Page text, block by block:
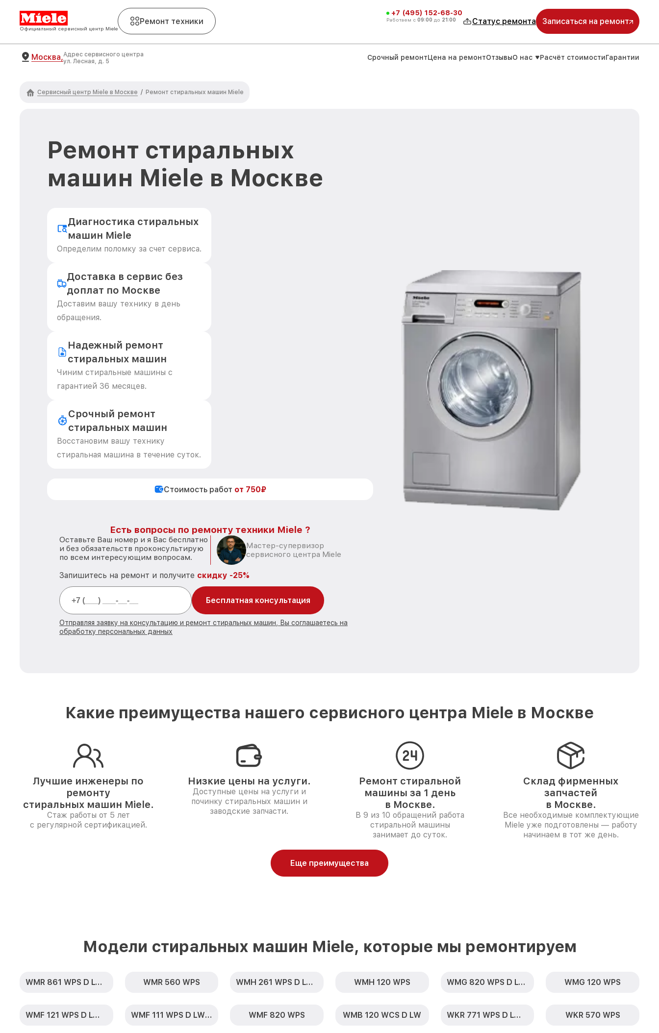
Официальный сервисный центр Miele
Ремонт техники
+7 (495) 152-68-30
Работаем с 09:00 до 21:00 Статус ремонта Записаться на ремонт
Москва,Адрес сервисного центра
ул. Лесная, д. 5
Срочный ремонтЦена на ремонтОтзывыО нас Расчёт стоимостиГарантии
Сервисный центр Miele в Москве / Ремонт стиральных машин Miele
Ремонт стиральных
машин Miele в Москве
Диагностика стиральных
машин Miele
Определим поломку за счет сервиса.
Доставка в сервис без
доплат по Москве
Доставим вашу технику в день
обращения.
Надежный ремонт
стиральных машин
Чиним стиральные машины с
гарантией 36 месяцев.
Срочный ремонт
стиральных машин
Восстановим вашу технику
стиральная машина в течение суток.
Стоимость работ от 750₽
Есть вопросы по ремонту техники Miele ?
Оставьте Ваш номер и я Вас бесплатно
и без обязательств проконсультирую
по всем интересующим вопросам.
Мастер-супервизор
сервисного центра Miele
Запишитесь на ремонт и получите скидку -25%
Бесплатная консультация
Отправляя заявку на консультацию и ремонт стиральных машин, Вы соглашаетесь на
обработку персональных данных
Какие преимущества нашего сервисного центра Miele в Москве
Лучшие инженеры по
ремонту
стиральных машин Miele.
Стаж работы от 5 лет
с регулярной сертификацией.
Низкие цены на услуги.
Доступные цены на услуги и
починку стиральных машин и
заводские запчасти.
Ремонт стиральной
машины за 1 день
в Москве.
В 9 из 10 обращений работа
стиральной машины
занимает до суток.
Склад фирменных
запчастей
в Москве.
Все необходимые комплектующие
Miele уже подготовлены — работу
начинаем в тот же день.
Еще преимущества
Модели стиральных машин Miele, которые мы ремонтируем
WMR 861 WPS D LW PWash 2.0 & TDos XL WMR 560 WPS WMH 261 WPS D LW PWash 2.0 & TDos WMH 120 WPS WMG 820 WPS D LW TDos WMG 120 WPS
WMF 121 WPS D LW PWash 2.0 WMF 111 WPS D LW PWash 2.0 1400 WMF 820 WPS WMB 120 WCS D LW WKR 771 WPS D LW PWash 2.0 & TDos XL WKR 570 WPS